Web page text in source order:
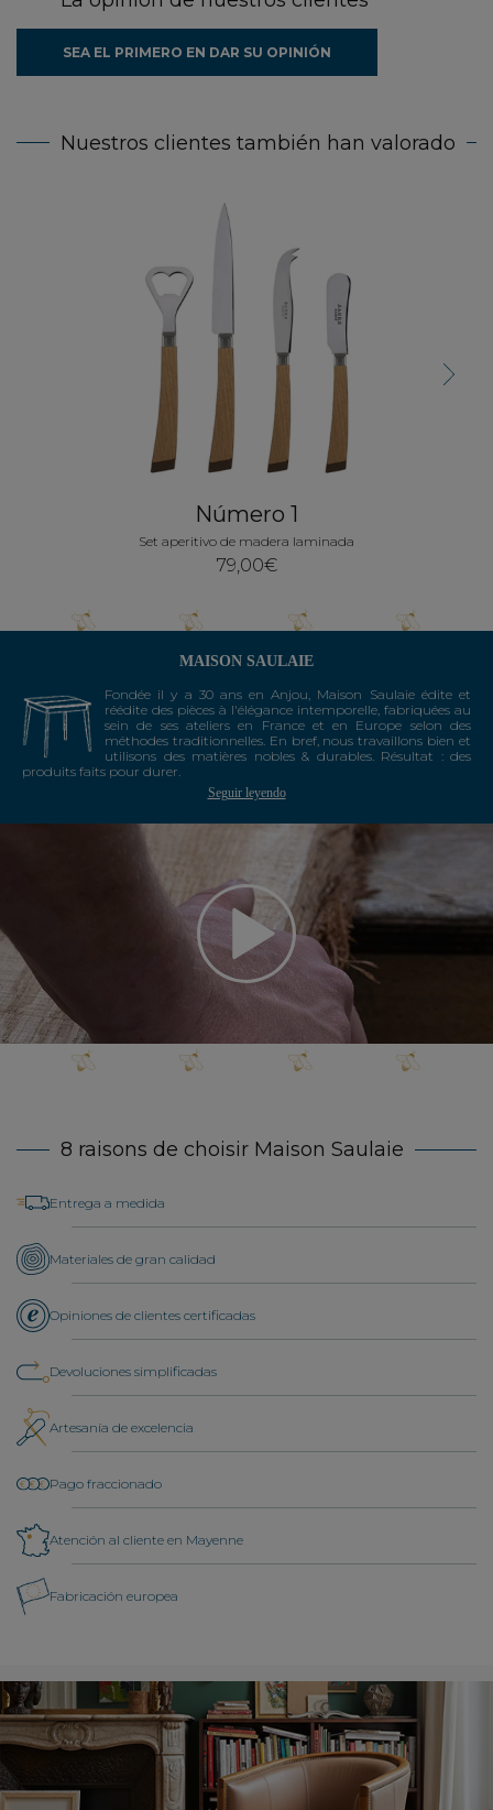
SEA EL PRIMERO EN DAR SU OPINIÓN
Nuestros clientes también han valorado
Número 1
Set aperitivo de madera laminada
79,00€
Next
MAISON SAULAIE
Fondée il y a 30 ans en Anjou, Maison Saulaie édite et
réédite des pièces à l'élégance intemporelle, fabriquées au
sein de ses ateliers en France et en Europe selon des
méthodes traditionnelles. En bref, nous travaillons bien et
utilisons des matières nobles & durables. Résultat : des
produits faits pour durer.
Seguir leyendo
8 raisons de choisir Maison Saulaie
Entrega a medida
Materiales de gran calidad
Opiniones de clientes certificadas
Devoluciones simplificadas
Artesanía de excelencia
Pago fraccionado
Atención al cliente en Mayenne
Fabricación europea